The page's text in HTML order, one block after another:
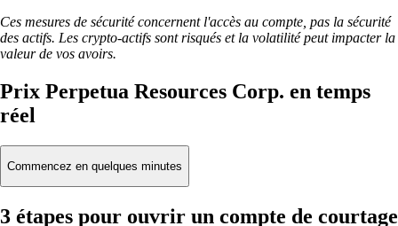
Ces mesures de sécurité concernent l'accès au compte, pas la sécurité
des actifs. Les crypto-actifs sont risqués et la volatilité peut impacter la
valeur de vos avoirs.
Prix Perpetua Resources Corp. en temps
réel
Commencez en quelques minutes
3 étapes pour ouvrir un compte de courtage